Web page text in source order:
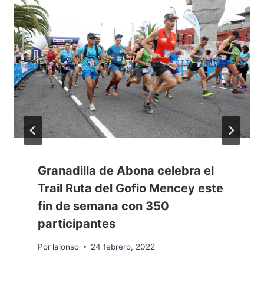
Granadilla de Abona celebra el
Trail Ruta del Gofio Mencey este
fin de semana con 350
participantes
Por lalonso 24 febrero, 2022